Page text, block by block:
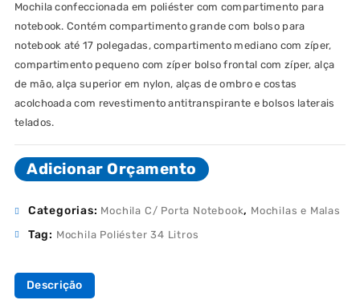
Mochila confeccionada em poliéster com compartimento para
notebook. Contém compartimento grande com bolso para
notebook até 17 polegadas, compartimento mediano com zíper,
compartimento pequeno com zíper bolso frontal com zíper, alça
de mão, alça superior em nylon, alças de ombro e costas
acolchoada com revestimento antitranspirante e bolsos laterais
telados.
Adicionar Orçamento
Categorias: Mochila C/ Porta Notebook, Mochilas e Malas
Tag: Mochila Poliéster 34 Litros
Descrição